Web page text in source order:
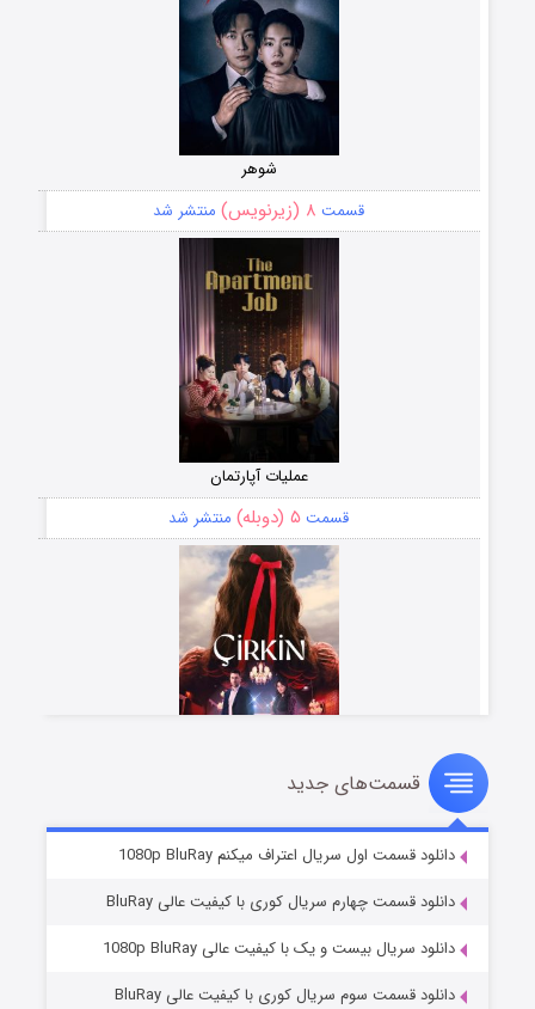
شوهر
قسمت ۸ (زیرنویس) منتشر شد
عملیات آپارتمان
قسمت ۵ (دوبله) منتشر شد
سریال زشت
قسمت۲ (زیرنویس) منتشر شد
قسمت‌های جدید
دانلود قسمت اول سریال اعتراف میکنم 1080p BluRay
دانلود قسمت چهارم سریال کوری با کیفیت عالی BluRay
دانلود سریال بیست و یک با کیفیت عالی 1080p BluRay
دانلود قسمت سوم سریال کوری با کیفیت عالی BluRay